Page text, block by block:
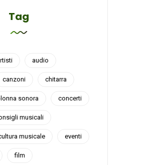
Tag
audio
canzoni chitarra
sonora concerti
musicali
musicale eventi
film